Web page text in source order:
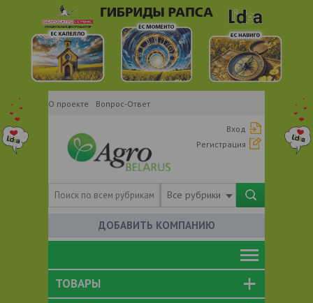
О проекте Вопрос-Ответ
Вход
Регистрация
Все рубрики
ДОБАВИТЬ КОМПАНИЮ
ТОВАРЫ